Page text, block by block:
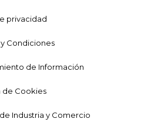
privacidad
Condiciones
de Información
de Cookies
Industria y Comercio